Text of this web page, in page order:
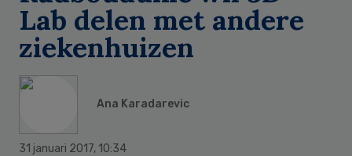
Lab delen met andere
ziekenhuizen
Ana Karadarevic
31 januari 2017, 10:34